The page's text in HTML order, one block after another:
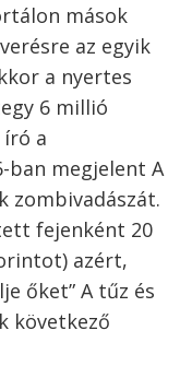
mások
az egyik
a nyertes
6 millió
a
ban megjelent A
zombivadászát.
fejenként 20
azért,
őket” A tűz és
következő